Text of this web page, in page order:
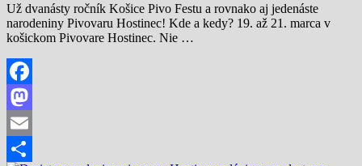
Už dvanásty ročník Košice Pivo Festu a rovnako aj jedenáste
narodeniny Pivovaru Hostinec! Kde a kedy? 19. až 21. marca v
košickom Pivovare Hostinec. Nie …
Facebook
Mastodon
Email